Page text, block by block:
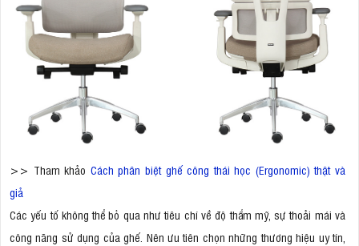
>> Tham khảo Cách phân biệt ghế công thái học (Ergonomic) thật và
giả
Các yếu tố không thể bỏ qua như tiêu chí về độ thẩm mỹ, sự thoải mái và
công năng sử dụng của ghế. Nên ưu tiên chọn những thương hiệu uy tín,